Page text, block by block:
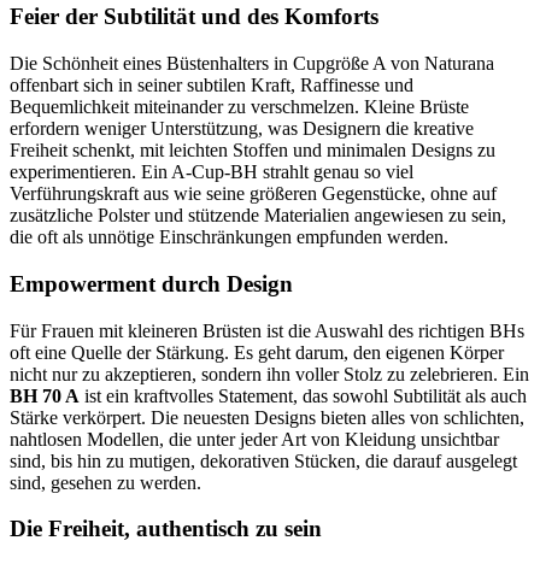
Feier der Subtilität und des Komforts
Die Schönheit eines Büstenhalters in Cupgröße A von Naturana
offenbart sich in seiner subtilen Kraft, Raffinesse und
Bequemlichkeit miteinander zu verschmelzen. Kleine Brüste
erfordern weniger Unterstützung, was Designern die kreative
Freiheit schenkt, mit leichten Stoffen und minimalen Designs zu
experimentieren. Ein A-Cup-BH strahlt genau so viel
Verführungskraft aus wie seine größeren Gegenstücke, ohne auf
zusätzliche Polster und stützende Materialien angewiesen zu sein,
die oft als unnötige Einschränkungen empfunden werden.
Empowerment durch Design
Für Frauen mit kleineren Brüsten ist die Auswahl des richtigen BHs
oft eine Quelle der Stärkung. Es geht darum, den eigenen Körper
nicht nur zu akzeptieren, sondern ihn voller Stolz zu zelebrieren. Ein
BH 70 A ist ein kraftvolles Statement, das sowohl Subtilität als auch
Stärke verkörpert. Die neuesten Designs bieten alles von schlichten,
nahtlosen Modellen, die unter jeder Art von Kleidung unsichtbar
sind, bis hin zu mutigen, dekorativen Stücken, die darauf ausgelegt
sind, gesehen zu werden.
Die Freiheit, authentisch zu sein